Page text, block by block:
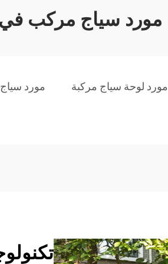
مورد سياج مركب
مورد لوحة سياج مركبة مورد